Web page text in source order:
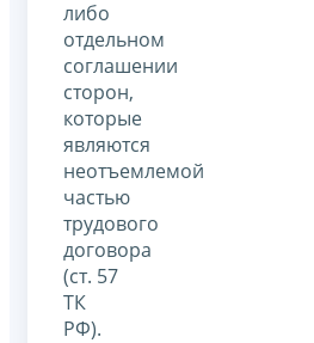
либо
отдельном
соглашении
сторон,
которые
являются
неотъемлемой
частью
трудового
договора
(ст. 57
ТК
РФ).